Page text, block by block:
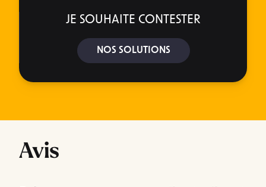
JE SOUHAITE CONTESTER
NOS SOLUTIONS
Avis